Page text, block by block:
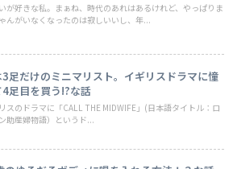
が好きな私。まぁね、時代のあれはあるけれど、やっぱりま
んがいなくなったのは寂しいいし、年...
足だけのミニマリスト。イギリスドラマに憧
4足目を買う!?な話
スのドラマに「CALL THE MIDWIFE」(日本語タイトル：ロ
助産婦物語）というド...